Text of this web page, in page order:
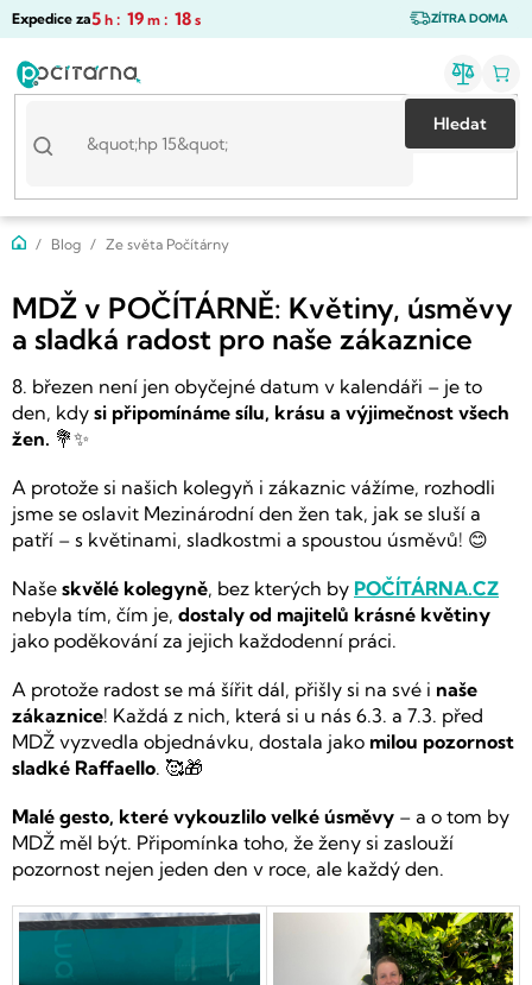
Přejít
ZÍTRA DOMA
Expedice za5 h : 19 m : 18 s
Hledat
DomůBlog Ze světa Počítárny
MDŽ v POČÍTÁRNĚ: Květiny, úsměvy
a sladká radost pro naše zákaznice
8. březen není jen obyčejné datum v kalendáři – je to
den, kdy si připomínáme sílu, krásu a výjimečnost všech
žen. 💐✨
A protože si našich kolegyň i zákaznic vážíme, rozhodli
jsme se oslavit Mezinárodní den žen tak, jak se sluší a
patří – s květinami, sladkostmi a spoustou úsměvů! 😊
Naše skvělé kolegyně, bez kterých by POČÍTÁRNA.CZ
nebyla tím, čím je, dostaly od majitelů krásné květiny
jako poděkování za jejich každodenní práci.
A protože radost se má šířit dál, přišly si na své i naše
zákaznice! Každá z nich, která si u nás 6.3. a 7.3. před
MDŽ vyzvedla objednávku, dostala jako milou pozornost
sladké Raffaello. 🥰🎁
Malé gesto, které vykouzlilo velké úsměvy – a o tom by
MDŽ měl být. Připomínka toho, že ženy si zaslouží
pozornost nejen jeden den v roce, ale každý den.